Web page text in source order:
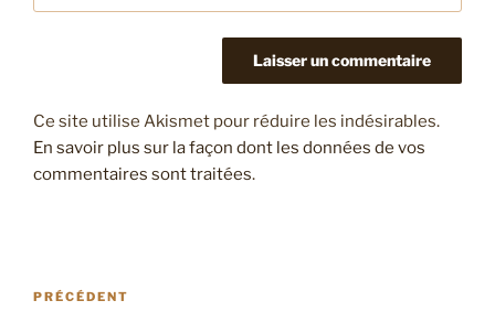
Ce site utilise Akismet pour réduire les indésirables.
En savoir plus sur la façon dont les données de vos
commentaires sont traitées.
Navigation
Article
PRÉCÉDENT